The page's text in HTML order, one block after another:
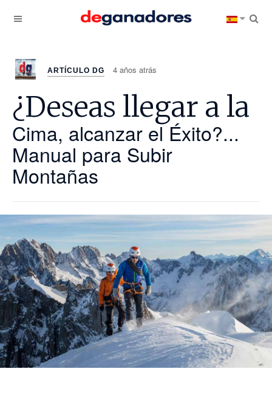
ARTÍCULO DG 4 años atrás
¿Deseas llegar a la
Cima, alcanzar el Éxito?...
Manual para Subir
Montañas